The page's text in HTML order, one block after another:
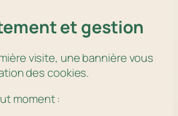
et gestion
visite, une bannière vous
des cookies.
moment :